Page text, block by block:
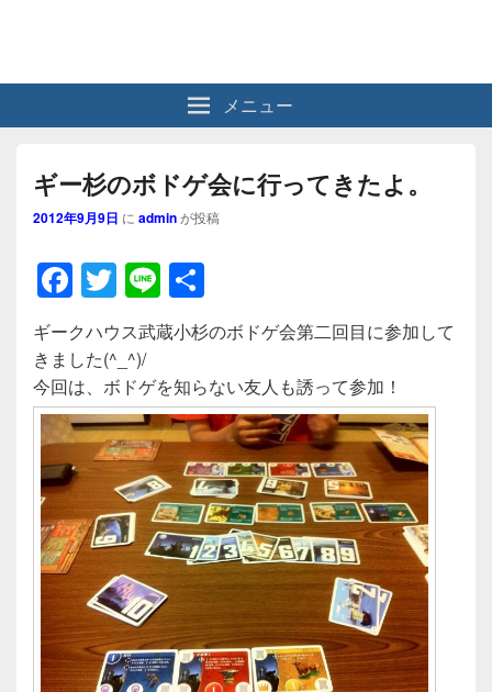
メニュー
ギー杉のボドゲ会に行ってきたよ。
2012年9月9日 に adminが投稿
F
a
c
e
b
o
o
k
T
wi
tt
er
Li
n
e
有
ギークハウス武蔵小杉のボドゲ会第二回目に参加して
きました(^_^)/
今回は、ボドゲを知らない友人も誘って参加！